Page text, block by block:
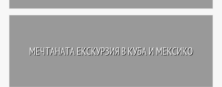
МЕЧТАНАТА ЕКСКУРЗИЯ В КУБА И МЕКСИКО